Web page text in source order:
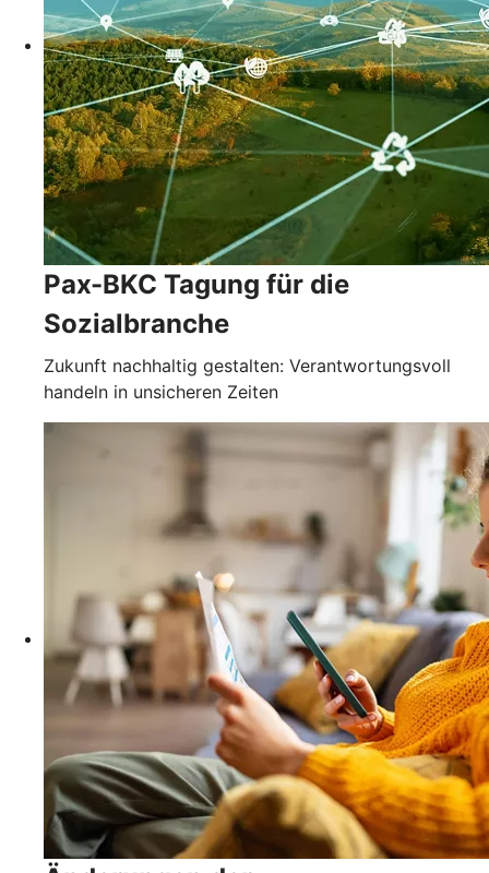
Pax-BKC Tagung für die
Sozialbranche
Zukunft nachhaltig gestalten: Verantwortungsvoll
handeln in unsicheren Zeiten